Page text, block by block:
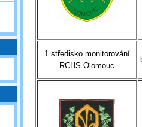
1.středisko monitorování
RCHS Olomouc